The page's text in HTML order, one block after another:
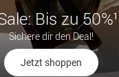
Bis zu
Sichere dir den Deal!
Jetzt shoppen